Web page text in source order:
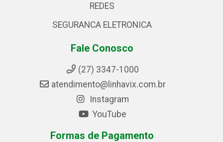
REDES
SEGURANCA ELETRONICA
Fale Conosco
(27) 3347-1000
atendimento@linhavix.com.br
Instagram
YouTube
Formas de Pagamento